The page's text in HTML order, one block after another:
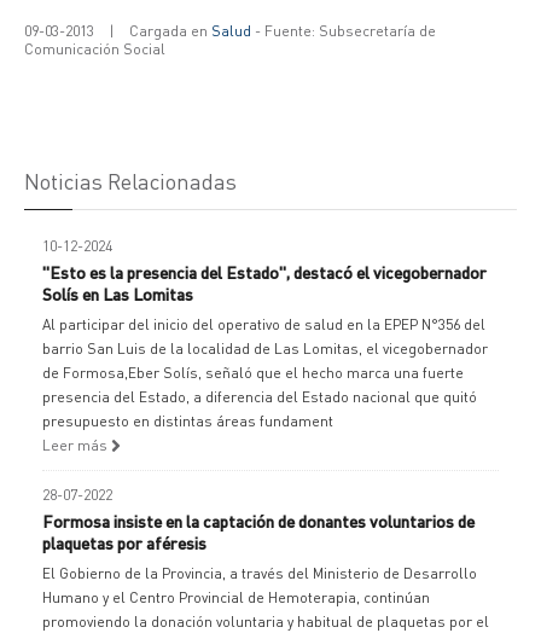
09-03-2013 | Cargada en Salud - Fuente: Subsecretaría de
Comunicación Social
Noticias Relacionadas
10-12-2024
"Esto es la presencia del Estado", destacó el vicegobernador
Solís en Las Lomitas
Al participar del inicio del operativo de salud en la EPEP N°356 del
barrio San Luis de la localidad de Las Lomitas, el vicegobernador
de Formosa,Eber Solís, señaló que el hecho marca una fuerte
presencia del Estado, a diferencia del Estado nacional que quitó
presupuesto en distintas áreas fundament
Leer más
28-07-2022
Formosa insiste en la captación de donantes voluntarios de
plaquetas por aféresis
El Gobierno de la Provincia, a través del Ministerio de Desarrollo
Humano y el Centro Provincial de Hemoterapia, continúan
promoviendo la donación voluntaria y habitual de plaquetas por el